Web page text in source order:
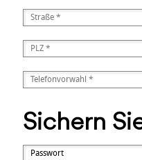
Sichern